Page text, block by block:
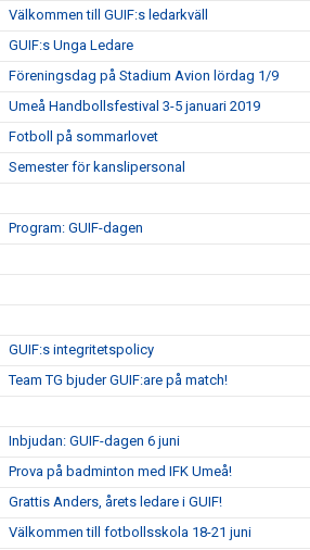
Välkommen till GUIF:s ledarkväll
GUIF:s Unga Ledare
Föreningsdag på Stadium Avion lördag 1/9
Umeå Handbollsfestival 3-5 januari 2019
Fotboll på sommarlovet
Semester för kanslipersonal
Program: GUIF-dagen
GUIF:s integritetspolicy
Team TG bjuder GUIF:are på match!
Inbjudan: GUIF-dagen 6 juni
Prova på badminton med IFK Umeå!
Grattis Anders, årets ledare i GUIF!
Välkommen till fotbollsskola 18-21 juni